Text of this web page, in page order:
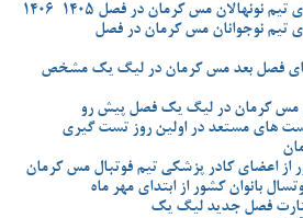
نونهالان مس کرمان در فصل 1405-1406
تیم نوجوانان مس کرمان در فصل
های فصل بعد مس کرمان در لیگ یک مشخص
مس کرمان در لیگ یک فصل پیش رو
های مستعد در اولین روز تست گیری
از اعضای کادر پزشکی تیم فوتبال مس کرمان
بانوان کشور از ابتدای مهر ماه
فصل جدید لیگ یک